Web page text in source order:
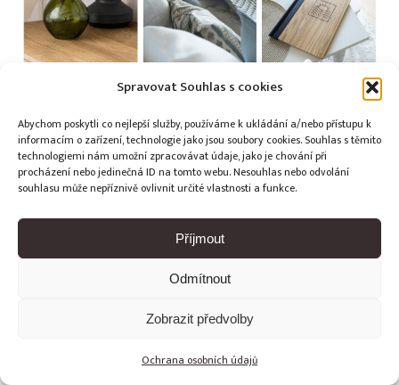
Spravovat Souhlas s cookies
Abychom poskytli co nejlepší služby, používáme k ukládání a/nebo přístupu k
informacím o zařízení, technologie jako jsou soubory cookies. Souhlas s těmito
technologiemi nám umožní zpracovávat údaje, jako je chování při
procházení nebo jedinečná ID na tomto webu. Nesouhlas nebo odvolání
souhlasu může nepříznivě ovlivnit určité vlastnosti a funkce.
Příjmout
Odmítnout
Zobrazit předvolby
Ochrana osobních údajů
Copyright © Weiron Dynamics, s.r.o. |Tvorba webových stránek
aSEO